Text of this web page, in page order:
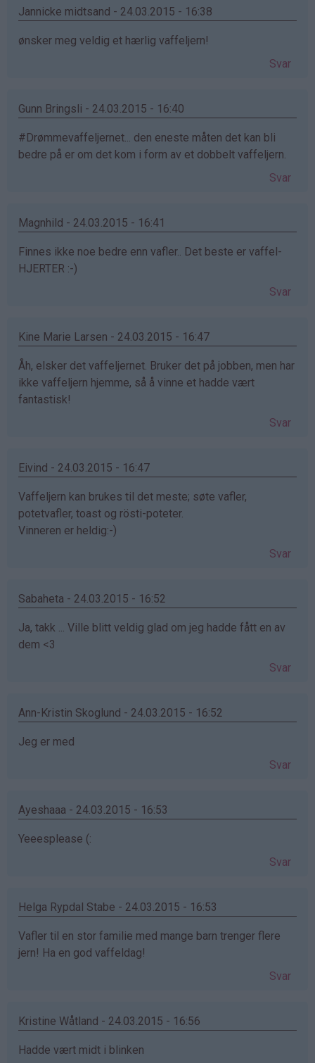
Jannicke midtsand - 24.03.2015 - 16:38
ønsker meg veldig et hærlig vaffeljern!
Svar
Gunn Bringsli - 24.03.2015 - 16:40
#Drømmevaffeljernet... den eneste måten det kan bli
bedre på er om det kom i form av et dobbelt vaffeljern.
Svar
Magnhild - 24.03.2015 - 16:41
Finnes ikke noe bedre enn vafler.. Det beste er vaffel-
HJERTER :-)
Svar
Kine Marie Larsen - 24.03.2015 - 16:47
Åh, elsker det vaffeljernet. Bruker det på jobben, men har
ikke vaffeljern hjemme, så å vinne et hadde vært
fantastisk!
Svar
Eivind - 24.03.2015 - 16:47
Vaffeljern kan brukes til det meste; søte vafler,
potetvafler, toast og rösti-poteter.
Vinneren er heldig:-)
Svar
Sabaheta - 24.03.2015 - 16:52
Ja, takk ... Ville blitt veldig glad om jeg hadde fått en av
dem <3
Svar
Ann-Kristin Skoglund - 24.03.2015 - 16:52
Jeg er med
Svar
Ayeshaaa - 24.03.2015 - 16:53
Yeeesplease (:
Svar
Helga Rypdal Stabe - 24.03.2015 - 16:53
Vafler til en stor familie med mange barn trenger flere
jern! Ha en god vaffeldag!
Svar
Kristine Wåtland - 24.03.2015 - 16:56
Hadde vært midt i blinken